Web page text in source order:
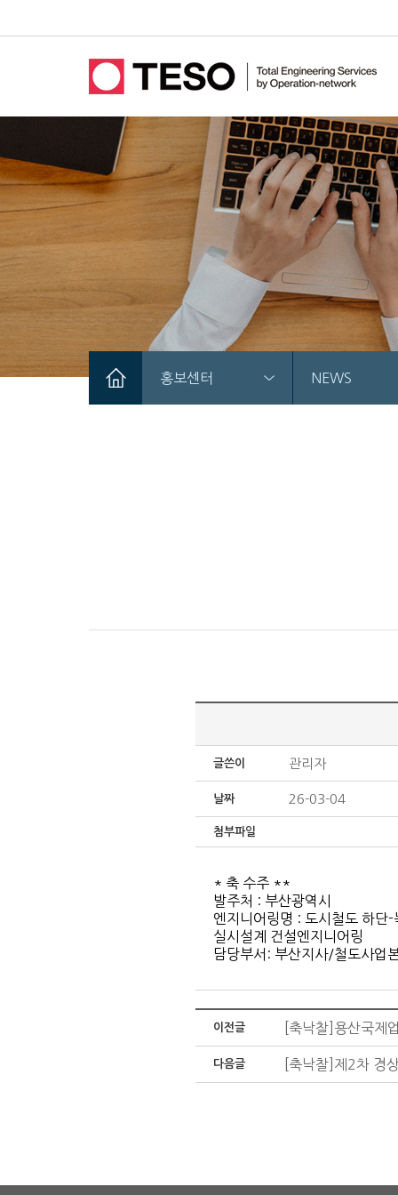
홍보센터 NEWS
글쓴이 관리자
날짜 26-03-04
첨부파일
* 축 수주 **
발주처 : 부산광역시
엔지니어링명 : 도시철도 하단
실시설계 건설엔지니어링
담당부서: 부산지사/철도사업
이전글 [축낙찰]용산국제
다음글 [축낙찰]제2차 경